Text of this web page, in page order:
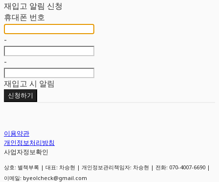
재입고 알림 신청
휴대폰 번호
-
-
재입고 시 알림
신청하기
이용약관
개인정보처리방침
사업자정보확인
상호: 별책부록 | 대표: 차승현 | 개인정보관리책임자: 차승현 | 전화: 070-4007-6690 |
이메일: byeolcheck@gmail.com